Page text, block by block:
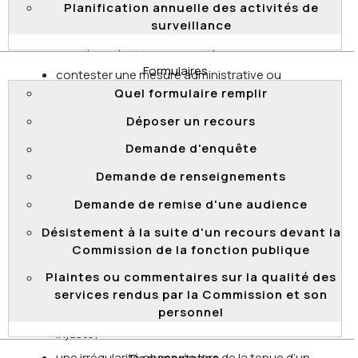
Planification annuelle des activités de
surveillance
Formulaires
Quel formulaire remplir
Déposer un recours
Demande d'enquête
Demande de renseignements
Demande de remise d'une audience
Désistement à la suite d'un recours devant la
Commission de la fonction publique
Plaintes ou commentaires sur la qualité des
services rendus par la Commission et son
personnel
de retour dans la fonction publiquepeuvent
s’adresser directement au tribunal de la Commission de
la fonction publique, selon le cas, pour :
contester une mesure administrative ou
disciplinaire;
déposer une plainte de harcèlement
faire respecter leurs conditions de travail.
La Commission offre également à ses clientèles un
service de renseignements pouvant répondre aux
les domaines relevant de sa compétence.
Elle peut aussi faire une
enquête
en matière de gestion
des ressources humaines sur :
une décision jugée partiale, inéquitable ou
injuste;